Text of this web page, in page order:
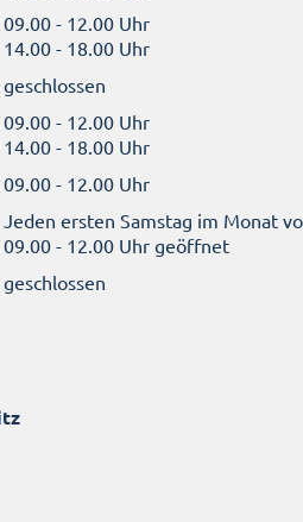
09.00 - 12.00 Uhr
14.00 - 18.00 Uhr
geschlossen
09.00 - 12.00 Uhr
14.00 - 18.00 Uhr
09.00 - 12.00 Uhr
Jeden ersten Samstag im Monat
09.00 - 12.00 Uhr geöffnet
geschlossen